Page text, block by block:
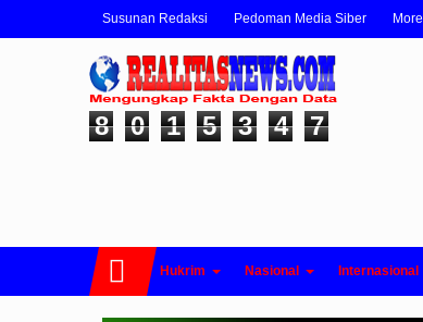
Susunan Redaksi Pedoman Media Siber More
8 0 1 5 3 4 7
Hukrim Nasional Internasional